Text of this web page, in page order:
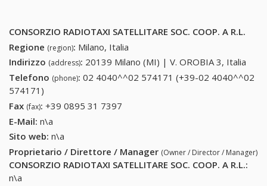
CONSORZIO RADIOTAXI SATELLITARE SOC. COOP. A R.L.
Regione (region): Milano, Italia
Indirizzo (address): 20139 Milano (MI) | V. OROBIA 3, Italia
Telefono (phone): 02 4040^^02 574171 (+39-02 4040^^02
574171)
Fax (fax): +39 0895 31 7397
E-Mail: n\a
Sito web: n\a
Proprietario / Direttore / Manager (Owner / Director / Manager)
CONSORZIO RADIOTAXI SATELLITARE SOC. COOP. A R.L.:
n\a